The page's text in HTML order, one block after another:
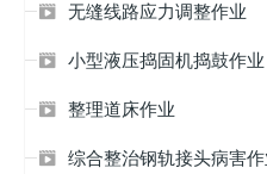
 无缝线路应力调整作业
 小型液压捣固机捣鼓作业
 整理道床作业
 综合整治钢轨接头病害作